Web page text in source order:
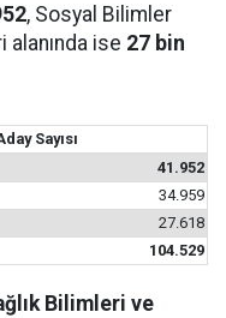
, Sosyal Bilimler
alanında ise 27 bin
Sayısı
41.952
34.959
27.618
104.529
Bilimleri ve